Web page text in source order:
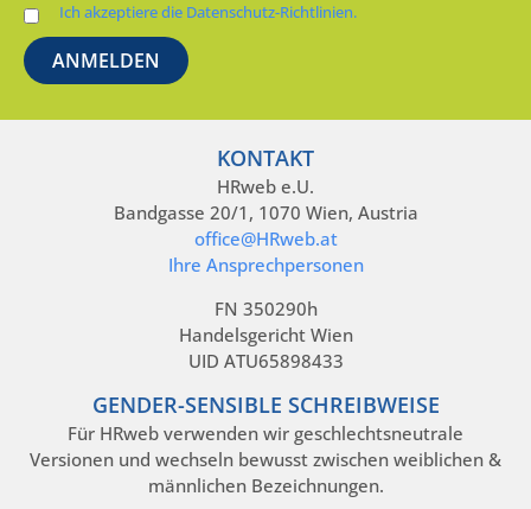
Ich akzeptiere die Datenschutz-Richtlinien.
KONTAKT
HRweb e.U.
Bandgasse 20/1, 1070 Wien, Austria
office@HRweb.at
Ihre Ansprechpersonen
FN 350290h
Handelsgericht Wien
UID ATU65898433
GENDER-SENSIBLE SCHREIBWEISE
Für HRweb verwenden wir geschlechtsneutrale
Versionen und wechseln bewusst zwischen weiblichen &
männlichen Bezeichnungen.